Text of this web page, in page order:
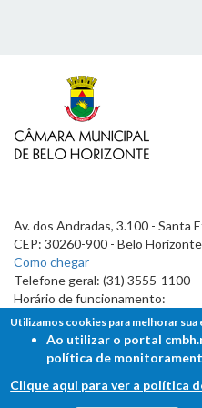
Av. dos Andradas, 3.100 - Santa
CEP: 30260-900 - Belo
Como chegar
Telefone geral: (31) 3555-1100
Horário de funcionamento:
7h às 19h
Utilizamos cookies para melhorar sua
Ao utilizar o portal
política de
Clique aqui para ver a política